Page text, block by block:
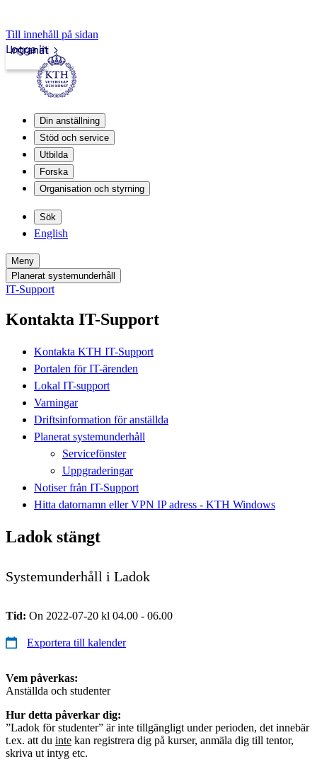
Till innehåll på sidan
Intranät
Logga in
Din anställning
Stöd och service
Utbilda
Forska
Organisation och styrning
Sök
English
Meny
Planerat systemunderhåll
IT-Support
Kontakta IT-Support
Kontakta KTH IT-Support
Portalen för IT-ärenden
Lokal IT-support
Varningar
Driftsinformation för anställda
Planerat systemunderhåll
Servicefönster
Uppgraderingar
Notiser från IT-Support
Hitta datornamn eller VPN IP adress - KTH Windows
Ladok stängt
Systemunderhåll i Ladok
Tid: On 2022-07-20 kl 04.00 - 06.00
Exportera till kalender
Vem påverkas:
Anställda och studenter
Hur detta påverkar dig:
”Ladok för studenter” är inte tillgängligt under perioden, det innebär
t.ex. att du inte kan registrera dig på kurser, anmäla dig till tentor,
skriva ut intyg etc.